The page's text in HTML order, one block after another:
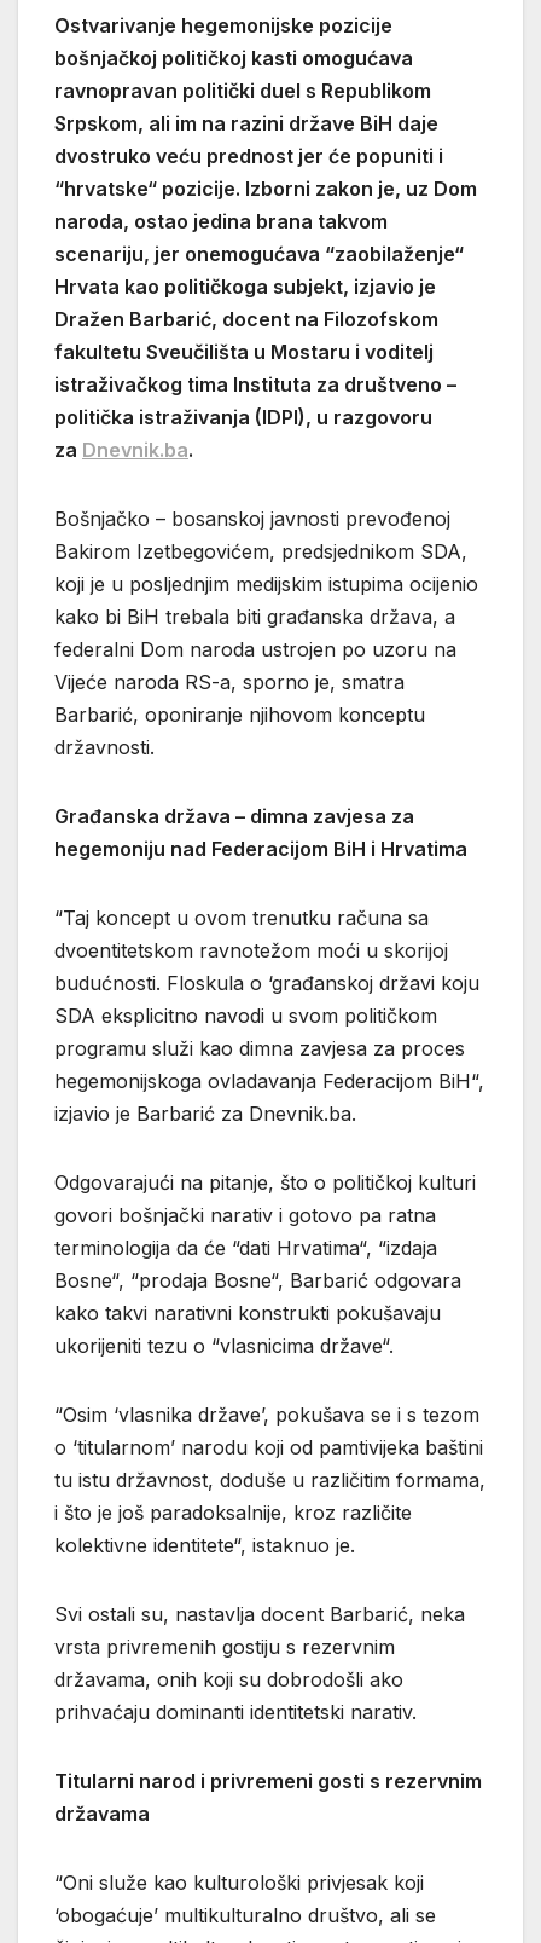
Ostvarivanje hegemonijske pozicije
bošnjačkoj političkoj kasti omogućava
ravnopravan politički duel s Republikom
Srpskom, ali im na razini države BiH daje
dvostruko veću prednost jer će popuniti i
“hrvatske“ pozicije. Izborni zakon je, uz Dom
naroda, ostao jedina brana takvom
scenariju, jer onemogućava “zaobilaženje“
Hrvata kao političkoga subjekt, izjavio je
Dražen Barbarić, docent na Filozofskom
fakultetu Sveučilišta u Mostaru i voditelj
istraživačkog tima Instituta za društveno –
politička istraživanja (IDPI), u razgovoru
za Dnevnik.ba.
Bošnjačko – bosanskoj javnosti prevođenoj
Bakirom Izetbegovićem, predsjednikom SDA,
koji je u posljednjim medijskim istupima ocijenio
kako bi BiH trebala biti građanska država, a
federalni Dom naroda ustrojen po uzoru na
Vijeće naroda RS-a, sporno je, smatra
Barbarić, oponiranje njihovom konceptu
državnosti.
Građanska država – dimna zavjesa za
hegemoniju nad Federacijom BiH i Hrvatima
“Taj koncept u ovom trenutku računa sa
dvoentitetskom ravnotežom moći u skorijoj
budućnosti. Floskula o ‘građanskoj državi koju
SDA eksplicitno navodi u svom političkom
programu služi kao dimna zavjesa za proces
hegemonijskoga ovladavanja Federacijom BiH“,
izjavio je Barbarić za Dnevnik.ba.
Odgovarajući na pitanje, što o političkoj kulturi
govori bošnjački narativ i gotovo pa ratna
terminologija da će “dati Hrvatima“, “izdaja
Bosne“, “prodaja Bosne“, Barbarić odgovara
kako takvi narativni konstrukti pokušavaju
ukorijeniti tezu o “vlasnicima države“.
“Osim ‘vlasnika države’, pokušava se i s tezom
o ‘titularnom’ narodu koji od pamtivijeka baštini
tu istu državnost, doduše u različitim formama,
i što je još paradoksalnije, kroz različite
kolektivne identitete“, istaknuo je.
Svi ostali su, nastavlja docent Barbarić, neka
vrsta privremenih gostiju s rezervnim
državama, onih koji su dobrodošli ako
prihvaćaju dominanti identitetski narativ.
Titularni narod i privremeni gosti s rezervnim
državama
“Oni služe kao kulturološki privjesak koji
‘obogaćuje’ multikulturalno društvo, ali se